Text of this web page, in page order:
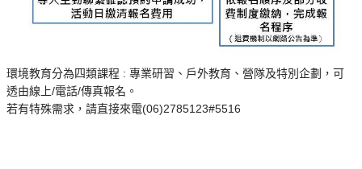
環境教育分為四類課程 : 專業研習、戶外教育、營隊及特別企劃，可
透由線上/電話/傳真報名。
若有特殊需求，請直接來電(06)2785123#5516